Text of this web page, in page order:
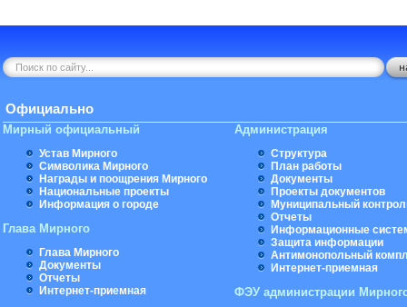
Официально
Мирный официальный
Устав Мирного
Символика Мирного
Награды и поощрения Мирного
Национальные проекты
Информация о городе
Глава Мирного
Глава Мирного
Документы
Отчеты
Интернет-приемная
Администрация
Структура
План работы
Документы
Проекты документов
Муниципальный
Отчеты
Информационные
Защита информации
Антимонопольный
Интернет-приемная
ФЭУ администрации